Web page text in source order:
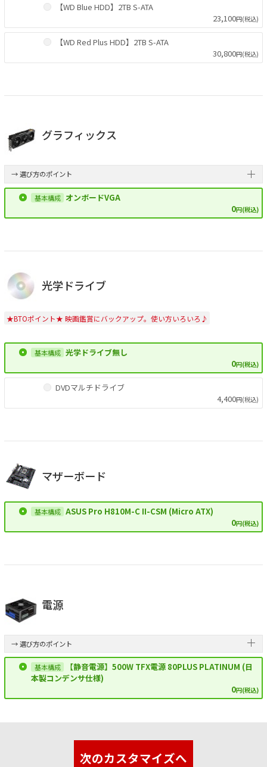
【WD Blue HDD】2TB S-ATA
23,100円(税込)
【WD Red Plus HDD】2TB S-ATA
30,800円(税込)
グラフィックス
→ 選び方のポイント
オンボードVGA
0円(税込)
光学ドライブ
★BTOポイント★ 映画鑑賞にバックアップ。使い方いろいろ♪
光学ドライブ無し
0円(税込)
DVDマルチドライブ
4,400円(税込)
マザーボード
ASUS Pro H810M-C II-CSM (Micro ATX)
0円(税込)
電源
→ 選び方のポイント
【静音電源】500W TFX電源 80PLUS PLATINUM (日
本製コンデンサ仕様)
0円(税込)
次のカスタマイズへ